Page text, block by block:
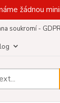
žádnou
soukromí -